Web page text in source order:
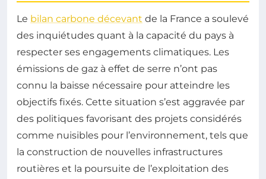
Le bilan carbone décevant de la France a soulevé
des inquiétudes quant à la capacité du pays à
respecter ses engagements climatiques. Les
émissions de gaz à effet de serre n’ont pas
connu la baisse nécessaire pour atteindre les
objectifs fixés. Cette situation s’est aggravée par
des politiques favorisant des projets considérés
comme nuisibles pour l’environnement, tels que
la construction de nouvelles infrastructures
routières et la poursuite de l’exploitation des